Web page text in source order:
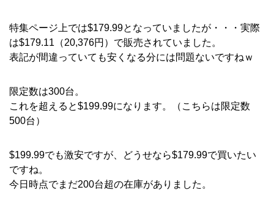
特集ページ上では$179.99となっていましたが・・・実際
は$179.11（20,376円）で販売されていました。
表記が間違っていても安くなる分には問題ないですねｗ
限定数は300台。
これを超えると$199.99になります。（こちらは限定数
500台）
$199.99でも激安ですが、どうせなら$179.99で買いたい
ですね。
今日時点でまだ200台超の在庫がありました。